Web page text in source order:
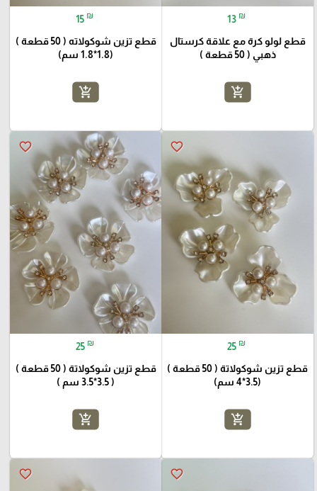
13 ₪
قطع لولو كرة مع علاقة كرستال
ذهبي ( 50 قطعة )
add_shopping_cart
15 ₪
قطع تزين شوكولاته ( 50 قطعة )
(1.8*1.8 سم)
add_shopping_cart
favorite_border
25 ₪
قطع تزين شوكولاتة ( 50 قطعة )
(3.5*4 سم)
add_shopping_cart
favorite_border
25 ₪
قطع تزين شوكولاتة ( 50 قطعة )
( 3.5*3.5 سم )
add_shopping_cart
favorite_border
favorite_border